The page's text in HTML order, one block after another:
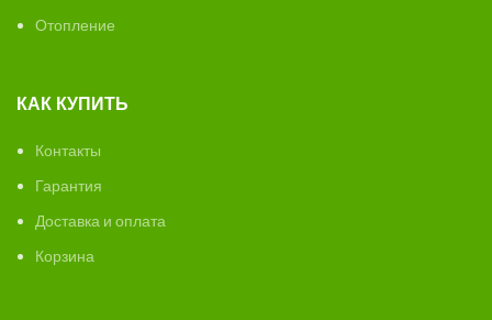
Отопление
КАК КУПИТЬ
Контакты
Гарантия
Доставка и оплата
Корзина